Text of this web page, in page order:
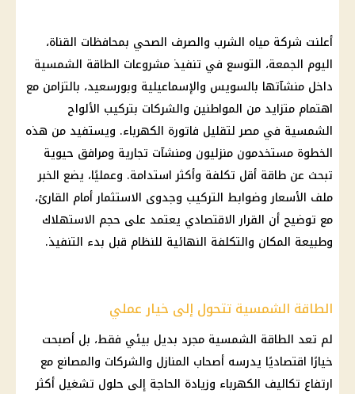
أعلنت شركة مياه الشرب والصرف الصحي بمحافظات القناة،
اليوم الجمعة، التوسع في تنفيذ مشروعات الطاقة الشمسية
داخل منشآتها بالسويس والإسماعيلية وبورسعيد، بالتزامن مع
اهتمام متزايد من المواطنين والشركات بتركيب الألواح
الشمسية في مصر لتقليل فاتورة الكهرباء. ويستفيد من هذه
الخطوة مستخدمون منزليون ومنشآت تجارية ومرافق حيوية
تبحث عن طاقة أقل تكلفة وأكثر استدامة. وعمليًا، يضع الخبر
ملف الأسعار وضوابط التركيب وجدوى الاستثمار أمام القارئ،
مع توضيح أن القرار الاقتصادي يعتمد على حجم الاستهلاك
وطبيعة المكان والتكلفة النهائية للنظام قبل بدء التنفيذ.
الطاقة الشمسية تتحول إلى خيار عملي
لم تعد الطاقة الشمسية مجرد بديل بيئي فقط، بل أصبحت
خيارًا اقتصاديًا يدرسه أصحاب المنازل والشركات والمصانع مع
ارتفاع تكاليف الكهرباء وزيادة الحاجة إلى حلول تشغيل أكثر